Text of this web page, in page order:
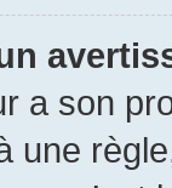
a son
une